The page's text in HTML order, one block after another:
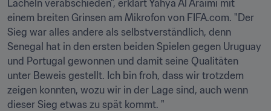
Lächeln verabschieden", erklärt Yahya Al Araimi mit
einem breiten Grinsen am Mikrofon von FIFA.com. "Der
Sieg war alles andere als selbstverständlich, denn
Senegal hat in den ersten beiden Spielen gegen Uruguay
und Portugal gewonnen und damit seine Qualitäten
unter Beweis gestellt. Ich bin froh, dass wir trotzdem
zeigen konnten, wozu wir in der Lage sind, auch wenn
dieser Sieg etwas zu spät kommt. "